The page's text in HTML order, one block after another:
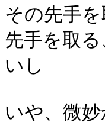
その先手
先手を取
いし
いや、微妙